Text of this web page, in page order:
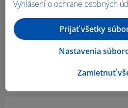
Vyhlásení o ochrane osobných
Zamietnuť
Nastavenia
Prijať všetky